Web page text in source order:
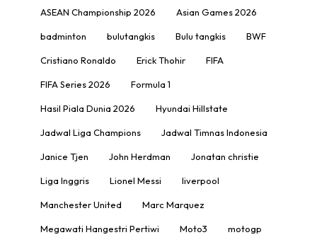
ASEAN Championship 2026 Asian Games 2026
badminton bulutangkis Bulu tangkis BWF
Cristiano Ronaldo Erick Thohir FIFA
FIFA Series 2026 Formula 1
Hasil Piala Dunia 2026 Hyundai Hillstate
Jadwal Liga Champions Jadwal Timnas Indonesia
Janice Tjen John Herdman Jonatan christie
Liga Inggris Lionel Messi liverpool
Manchester United Marc Marquez
Megawati Hangestri Pertiwi Moto3 motogp